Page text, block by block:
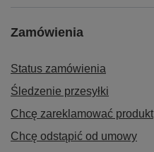
Zamówienia
Status zamówienia
Śledzenie przesyłki
Chcę zareklamować produkt
Chcę odstąpić od umowy